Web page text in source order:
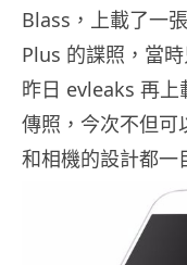
Blass，上載了一
Plus 的諜照，當
昨日 evleaks 再上
傳照，今次不但可
和相機的設計都一